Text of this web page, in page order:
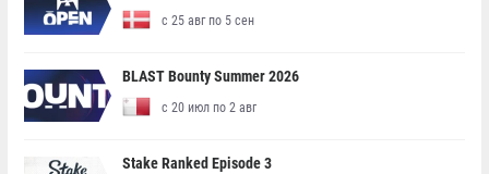
с 25 авг по 5 сен
BLAST Bounty Summer 2026
с 20 июл по 2 авг
Stake Ranked Episode 3